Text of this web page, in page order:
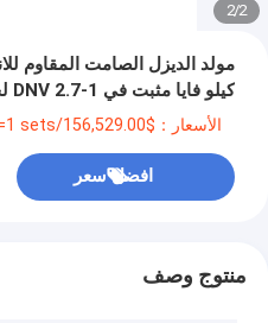
2
/
2
كيلو فايا مثبت في DNV 2.7-1 لحقول النفط والغاز البحرية
الأسعار：$156,529.00/sets >=1 sets
افضل سعر
منتوج وصف